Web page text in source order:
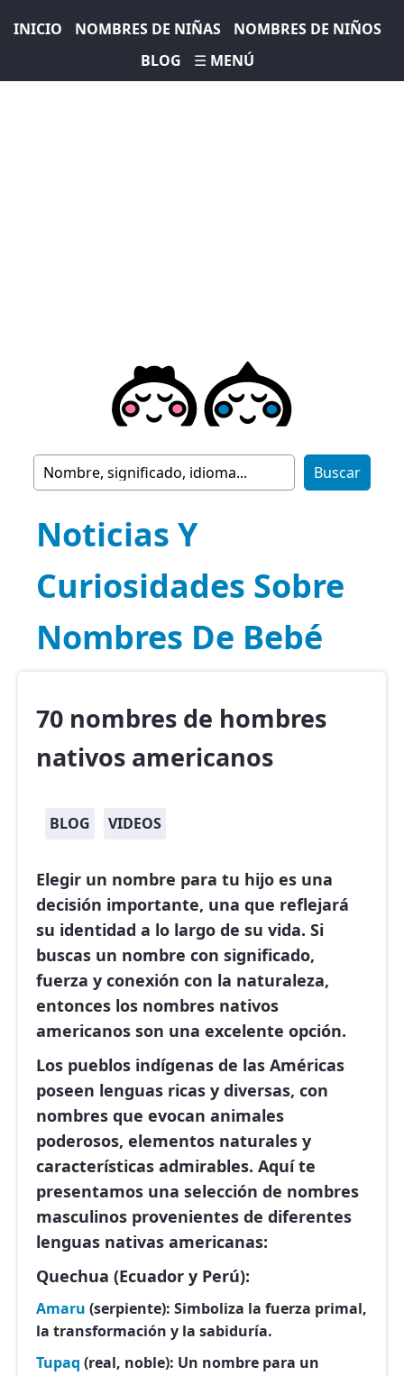
INICIO NOMBRES DE NIÑAS
NOMBRES DE NIÑOS
BLOG
☰ MENÚ
Noticias Y
Curiosidades Sobre
Nombres De Bebé
70 nombres de hombres
nativos americanos
BLOG VIDEOS
Elegir un nombre para tu hijo es una
decisión importante, una que reflejará
su identidad a lo largo de su vida. Si
buscas un nombre con significado,
fuerza y conexión con la naturaleza,
entonces los nombres nativos
americanos son una excelente opción.
Los pueblos indígenas de las Américas
poseen lenguas ricas y diversas, con
nombres que evocan animales
poderosos, elementos naturales y
características admirables. Aquí te
presentamos una selección de nombres
masculinos provenientes de diferentes
lenguas nativas americanas:
Quechua (Ecuador y Perú):
Amaru (serpiente): Simboliza la fuerza primal,
la transformación y la sabiduría.
Tupaq (real, noble): Un nombre para un